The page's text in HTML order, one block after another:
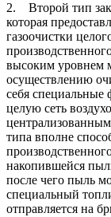
2. Второй тип
которая
газоочистки
высоким уровнем
осуществлению
себя специальные
целую сеть
типа вполне
накопившейся
после чего пыль
специальный
отправляется на